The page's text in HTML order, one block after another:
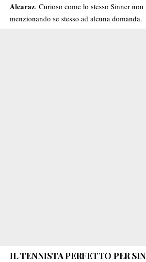
Alcaraz. Curioso come lo stesso Sinner non
menzionando se stesso ad alcuna domanda.
IL TENNISTA PERFETTO PER